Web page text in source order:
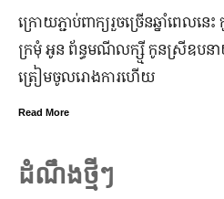
ក្រោយ​ភ្ជាប់​ពាក្យ​រួច​ច្រើន​ឆ្នាំ​ពេលនេ
ក្រមុំ អូន ព័ន្ធមណីលក្ស្មី កូនស្រី​ឧបនាយករ
ត្រៀម​ចូល​រោងការ​ហើយ
Read More
ដំណឹងថ្មីៗ